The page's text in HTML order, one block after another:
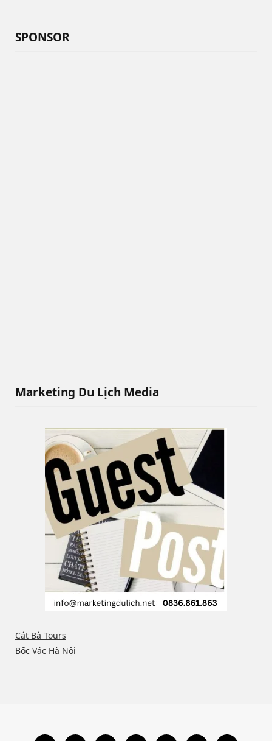
SPONSOR
Marketing Du Lịch Media
Cát Bà Tours
Bốc Vác Hà Nội